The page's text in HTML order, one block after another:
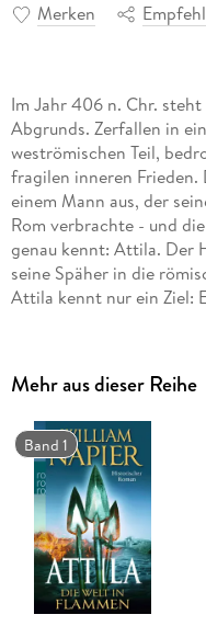
Merken
Im Jahr 406 n. Chr. steht
Abgrunds. Zerfallen in
weströmischen Teil,
fragilen inneren
einem Mann aus, der
Rom verbrachte - und
genau kennt: Attila. Der
seine Späher in die
Attila kennt nur ein Ziel:
Mehr aus dieser Reihe
Band 1